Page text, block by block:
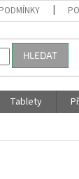
HLEDAT
Tablety